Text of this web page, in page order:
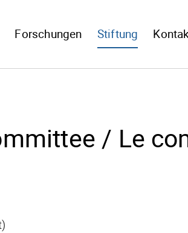
Forschungen Stiftung
/ Le